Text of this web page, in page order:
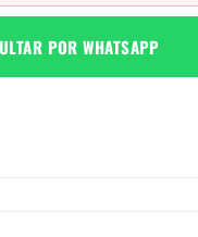
POR WHATSAPP